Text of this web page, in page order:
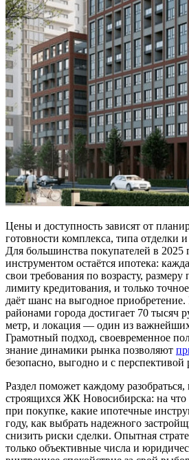
Цены и доступность зависят от
готовности комплекса, типа отделки
Для большинства покупателей в
инструментом остаётся ипотека:
свои требования по возрасту, размеру
лимиту кредитования, и только
даёт шанс на выгодное
районами города достигает 70 тысяч
метр, и локация — один из
Грамотный подход, своевременное
знание динамики рынка позволяют
безопасно, выгодно и с перспективой
Раздел поможет каждому
строящихся ЖК Новосибирска: на
при покупке, какие ипотечные
году, как выбрать надежного
снизить риски сделки. Опытная
только объективные числа и